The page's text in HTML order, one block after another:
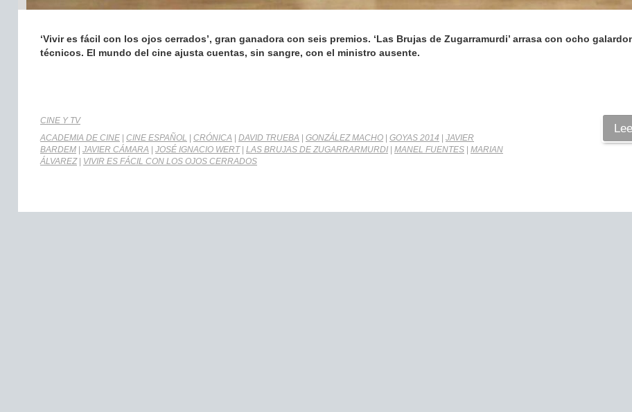
‘Vivir es fácil con los ojos cerrados’, gran ganadora con seis premios. ‘Las Brujas de Zugarramurdi’ arrasa con ocho
técnicos. El mundo del cine ajusta cuentas, sin sangre, con el ministro ausente.
CINE Y TV
ACADEMIA DE CINE
CINE ESPAÑOL CRÓNICA DAVID TRUEBA GONZÁLEZ MACHO GOYAS 2014
JAVIER
BARDEM
JAVIER CÁMARA JOSÉ IGNACIO WERT| LAS BRUJAS DE ZUGARRARMURDI MANEL FUENTES
MARIAN
ÁLVAREZ| VIVIR ES FÁCIL CON LOS OJOS CERRADOS